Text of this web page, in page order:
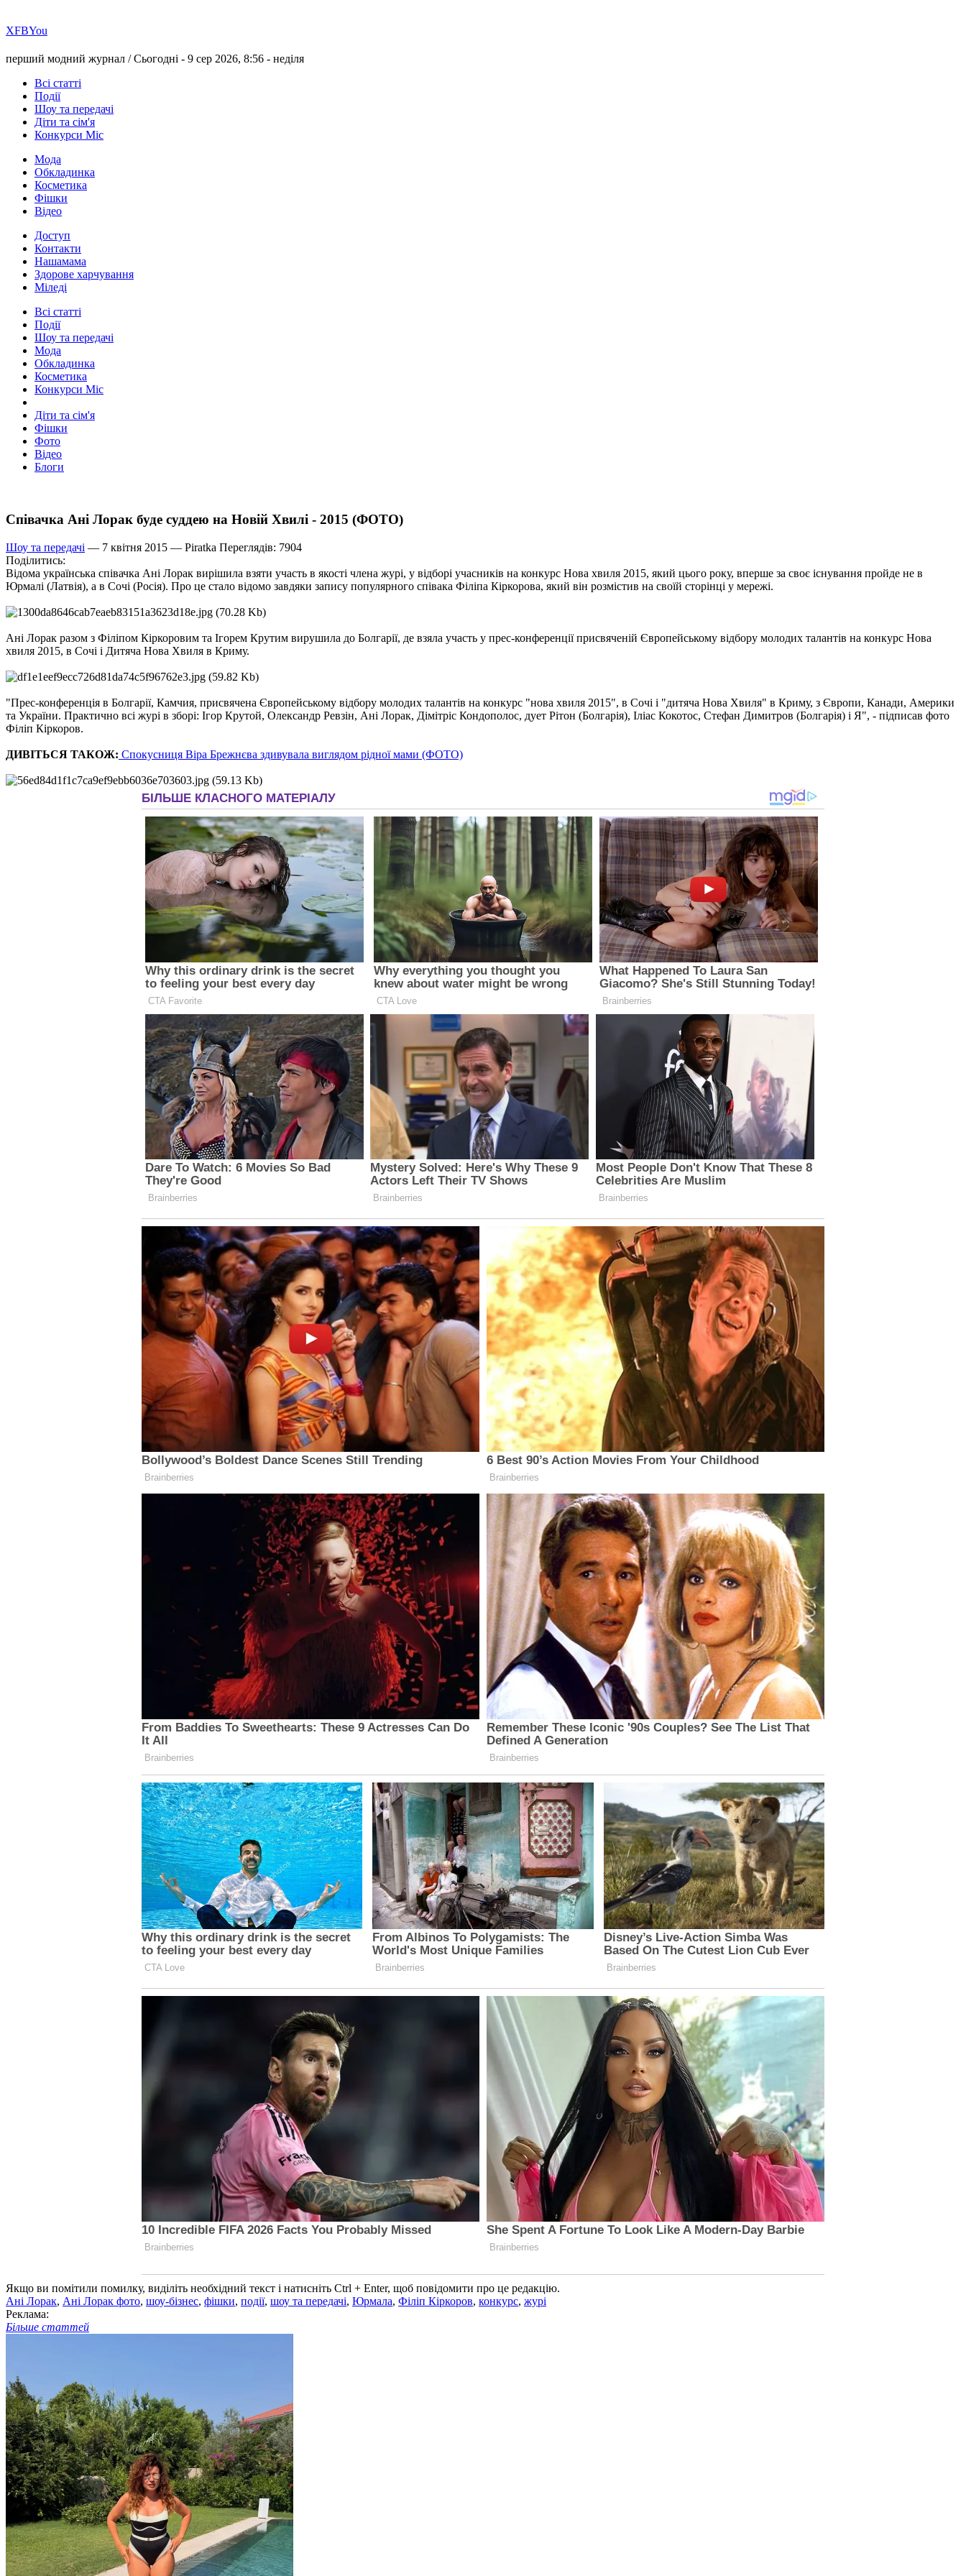
ХFBYou
перший модний журнал /Сьогодні - 9 сер 2026, 8:56 - неділя
Всі статті
Події
Шоу та передачі
Діти та сім'я
Конкурси Міс
Мода
Обкладинка
Косметика
Фішки
Відео
Доступ
Контакти
Нашамама
Здорове харчування
Міледі
Всі статті
Події
Шоу та передачі
Мода
Обкладинка
Косметика
Конкурси Міс
Діти та сім'я
Фішки
Фото
Відео
Блоги
Співачка Ані Лорак буде суддею на Новій Хвилі - 2015 (ФОТО)
Шоу та передачі — 7 квітня 2015 — Piratka Переглядів: 7904
Поділитись:
Відома українська співачка Ані Лорак вирішила взяти участь в якості члена журі, у відборі учасників на конкурс Нова хвиля 2015, який цього року, вперше за своє існування пройде не в
Юрмалі (Латвія), а в Сочі (Росія). Про це стало відомо завдяки запису популярного співака Філіпа Кіркорова, який він розмістив на своїй сторінці у мережі.
Ані Лорак разом з Філіпом Кіркоровим та Ігорем Крутим вирушила до Болгарії, де взяла участь у прес-конференції присвяченій Європейському відбору молодих талантів на конкурс Нова
хвиля 2015, в Сочі і Дитяча Нова Хвиля в Криму.
"Прес-конференція в Болгарії, Камчия, присвячена Європейському відбору молодих талантів на конкурс "нова хвиля 2015", в Сочі і "дитяча Нова Хвиля" в Криму, з Європи, Канади, Америки
та України. Практично всі журі в зборі: Ігор Крутой, Олександр Ревзін, Ані Лорак, Дімітріс Кондополос, дует Рітон (Болгарія), Іліас Кокотос, Стефан Димитров (Болгарія) і Я", - підписав фото
Філіп Кіркоров.
ДИВІТЬСЯ ТАКОЖ: Спокусниця Віра Брежнєва здивувала виглядом рідної мами (ФОТО)
Якщо ви помітили помилку, виділіть необхідний текст і натисніть Ctrl + Enter, щоб повідомити про це редакцію.
Ані Лорак, Ані Лорак фото, шоу-бізнес, фішки, події, шоу та передачі, Юрмала, Філіп Кіркоров, конкурс, журі
Реклама:
Більше статтей